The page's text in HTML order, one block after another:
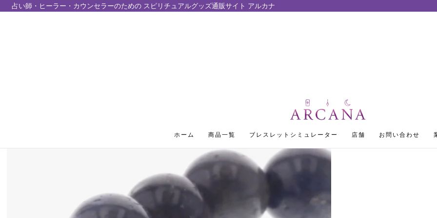
ツにスキップ
占い師・ヒーラー・カウンセラーのための スピリチュアルグッズ通販サイト アルカナ
ホーム 商品一覧 ブレスレットシミュレーター 店舗 お問い合わせ